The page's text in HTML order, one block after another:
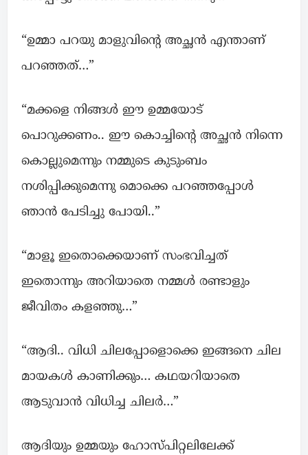
“ഉമ്മാ പറയു മാളുവിന്റെ അച്ഛൻ എന്താണ്
പറഞ്ഞത്…”
“മക്കളെ നിങ്ങൾ ഈ ഉമ്മയോട്
പൊറുക്കണം.. ഈ കൊച്ചിന്റെ അച്ഛൻ നിന്നെ
കൊല്ലുമെന്നും നമ്മുടെ കുടുംബം
നശിപ്പിക്കുമെന്നു മൊക്കെ പറഞ്ഞപ്പോൾ
ഞാൻ പേടിച്ചു പോയി..”
“മാളൂ ഇതൊക്കെയാണ് സംഭവിച്ചത്
ഇതൊന്നും അറിയാതെ നമ്മൾ രണ്ടാളും
ജീവിതം കളഞ്ഞു…”
“ആദി.. വിധി ചിലപ്പോളൊക്കെ ഇങ്ങനെ ചില
മായകൾ കാണിക്കും… കഥയറിയാതെ
ആടുവാൻ വിധിച്ച ചിലർ…”
ആദിയും ഉമ്മയും ഹോസ്പിറ്റലിലേക്ക്